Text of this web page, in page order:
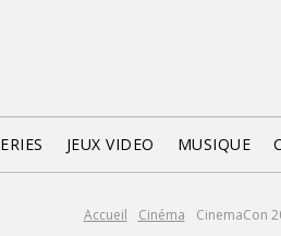
JEUX VIDEO MUSIQUE
Accueil Cinéma CinemaCon